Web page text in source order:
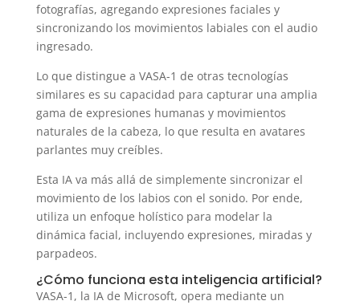
fotografías, agregando expresiones faciales y
sincronizando los movimientos labiales con el audio
ingresado.
Lo que distingue a VASA-1 de otras tecnologías
similares es su capacidad para capturar una amplia
gama de expresiones humanas y movimientos
naturales de la cabeza, lo que resulta en avatares
parlantes muy creíbles.
Esta IA va más allá de simplemente sincronizar el
movimiento de los labios con el sonido. Por ende,
utiliza un enfoque holístico para modelar la
dinámica facial, incluyendo expresiones, miradas y
parpadeos.
¿Cómo funciona esta inteligencia artificial?
VASA-1, la IA de Microsoft, opera mediante un